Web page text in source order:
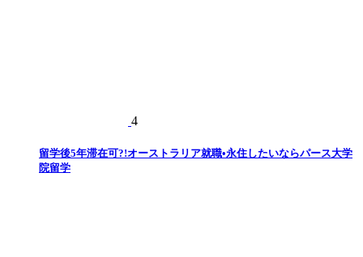
4
留学後5年滞在可?!オーストラリア就職•永住したいならパース大学
院留学